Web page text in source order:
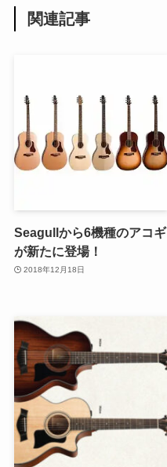
関連記事
Seagullから6機種のアコギ
が新たに登場！
2018年12月18日